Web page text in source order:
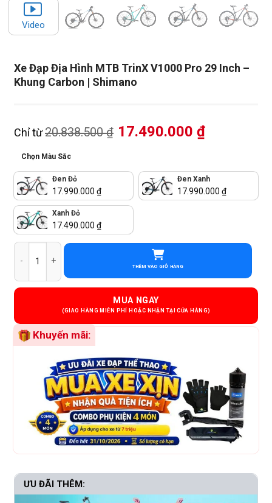
Xe Đạp Địa Hình MTB TrinX V1000 Pro 29 Inch –
Khung Carbon | Shimano
Video
Chỉ từ20.838.500₫ 17.490.000₫
Chọn Màu Sắc
Đen Đỏ
17.990.000 ₫
Đen Xanh
17.990.000 ₫
Xanh Đỏ
17.490.000 ₫
Xe Đạp Địa Hình MTB TrinX V1000 Pro 29 Inch - Khung Carbon |
THÊM VÀO GIỎ HÀNG
MUA NGAY
Khuyến mãi:
ƯU ĐÃI THÊM: